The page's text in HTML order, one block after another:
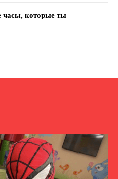
часы, которые ты